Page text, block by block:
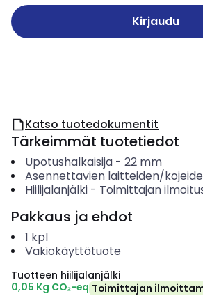
Kirjaudu
Katso tuotedokumentit
Tärkeimmät tuotetiedot
Upotushalkaisija- 22 mm
Asennettavien laitteiden/
Hiilijalanjälki- Toimittajan
Pakkaus ja ehdot
1 kpl
Vakiokäyttötuote
Tuotteen hiilijalanjälki
0,05 Kg CO₂-eq Toimittajan